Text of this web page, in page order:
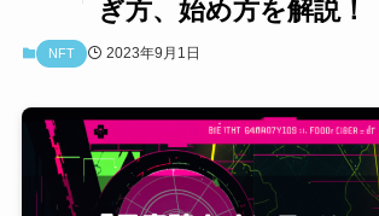
ぎ方、始め方を解説！
NFT 2023年9月1日